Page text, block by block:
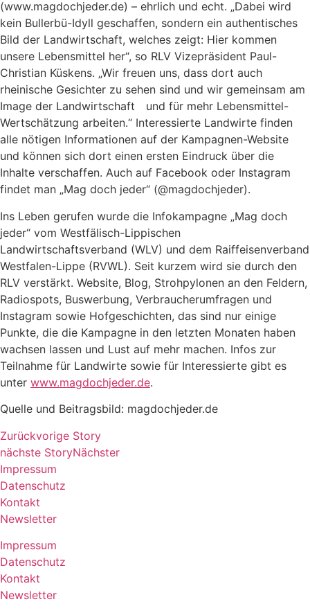
(www.magdochjeder.de) – ehrlich und echt. „Dabei wird
kein Bullerbü-Idyll geschaffen, sondern ein authentisches
Bild der Landwirtschaft, welches zeigt: Hier kommen
unsere Lebensmittel her“, so RLV Vizepräsident Paul-
Christian Küskens. „Wir freuen uns, dass dort auch
rheinische Gesichter zu sehen sind und wir gemeinsam am
Image der Landwirtschaft und für mehr Lebensmittel-
Wertschätzung arbeiten.“ Interessierte Landwirte finden
alle nötigen Informationen auf der Kampagnen-Website
und können sich dort einen ersten Eindruck über die
Inhalte verschaffen. Auch auf Facebook oder Instagram
findet man „Mag doch jeder“ (@magdochjeder).
Ins Leben gerufen wurde die Infokampagne „Mag doch
jeder“ vom Westfälisch-Lippischen
Landwirtschaftsverband (WLV) und dem Raiffeisenverband
Westfalen-Lippe (RVWL). Seit kurzem wird sie durch den
RLV verstärkt. Website, Blog, Strohpylonen an den Feldern,
Radiospots, Buswerbung, Verbraucherumfragen und
Instagram sowie Hofgeschichten, das sind nur einige
Punkte, die die Kampagne in den letzten Monaten haben
wachsen lassen und Lust auf mehr machen. Infos zur
Teilnahme für Landwirte sowie für Interessierte gibt es
unter www.magdochjeder.de.
Quelle und Beitragsbild: magdochjeder.de
Zurückvorige Story
nächste StoryNächster
Impressum
Datenschutz
Kontakt
Newsletter
Impressum
Datenschutz
Kontakt
Newsletter